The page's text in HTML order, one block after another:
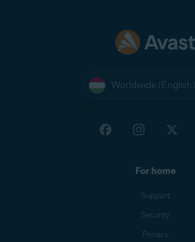
Worldwide (English)
For home
Support
Security
Privacy